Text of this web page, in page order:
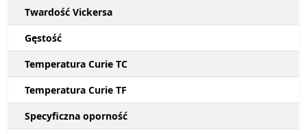
Twardość Vickersa
Gęstość
Temperatura Curie TC
Temperatura Curie TF
Specyficzna oporność